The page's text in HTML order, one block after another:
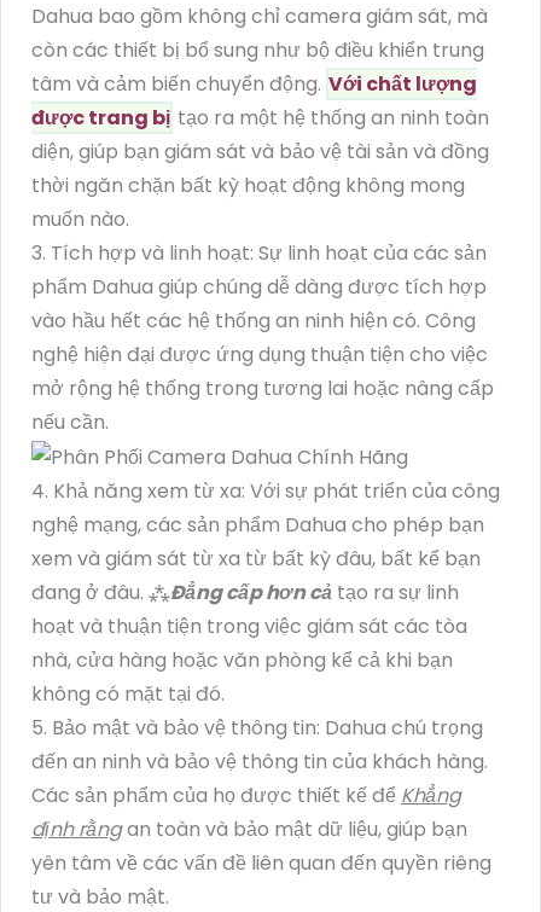
Dahua bao gồm không chỉ camera giám sát, mà
còn các thiết bị bổ sung như bộ điều khiển trung
tâm và cảm biến chuyển động. Với chất lượng
được trang bị tạo ra một hệ thống an ninh toàn
diện, giúp bạn giám sát và bảo vệ tài sản và đồng
thời ngăn chặn bất kỳ hoạt động không mong
muốn nào.
3. Tích hợp và linh hoạt: Sự linh hoạt của các sản
phẩm Dahua giúp chúng dễ dàng được tích hợp
vào hầu hết các hệ thống an ninh hiện có. Công
nghệ hiện đại được ứng dụng thuận tiện cho việc
mở rộng hệ thống trong tương lai hoặc nâng cấp
nếu cần.
4. Khả năng xem từ xa: Với sự phát triển của công
nghệ mạng, các sản phẩm Dahua cho phép bạn
xem và giám sát từ xa từ bất kỳ đâu, bất kể bạn
đang ở đâu. ⁂Đẳng cấp hơn cả tạo ra sự linh
hoạt và thuận tiện trong việc giám sát các tòa
nhà, cửa hàng hoặc văn phòng kể cả khi bạn
không có mặt tại đó.
5. Bảo mật và bảo vệ thông tin: Dahua chú trọng
đến an ninh và bảo vệ thông tin của khách hàng.
Các sản phẩm của họ được thiết kế để Khẳng
định rằngan toàn và bảo mật dữ liệu, giúp bạn
yên tâm về các vấn đề liên quan đến quyền riêng
tư và bảo mật.